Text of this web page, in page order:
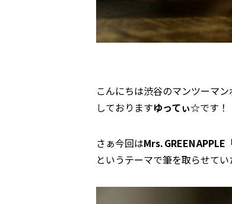
こんにちは渋谷のマンツーマ
しておりますゆってぃ☆です！
さぁ今回はMrs. GREEN
というテーマで筆を取らせて